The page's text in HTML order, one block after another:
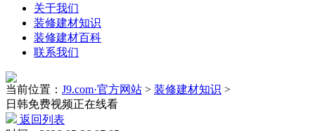
关于我们
装修建材知识
装修建材百科
联系我们
当前位置： J9.com·官方网站 > 装修建材知识 >
日韩免费视频正在线看
返回列表